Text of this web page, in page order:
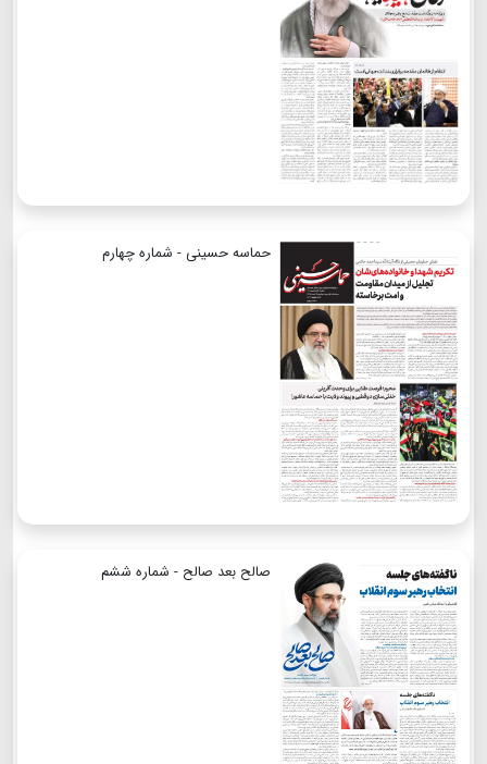
حماسه حسینی - شماره چهارم
صالح بعد صالح - شماره ششم